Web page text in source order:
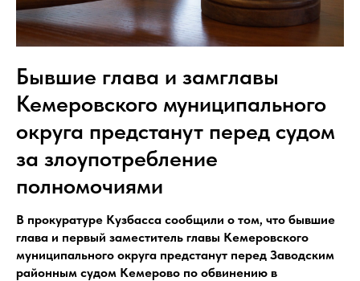
Бывшие глава и замглавы
Кемеровского муниципального
округа предстанут перед судом
за злоупотребление
полномочиями
В прокуратуре Кузбасса сообщили о том, что бывшие
глава и первый заместитель главы Кемеровского
муниципального округа предстанут перед Заводским
районным судом Кемерово по обвинению в